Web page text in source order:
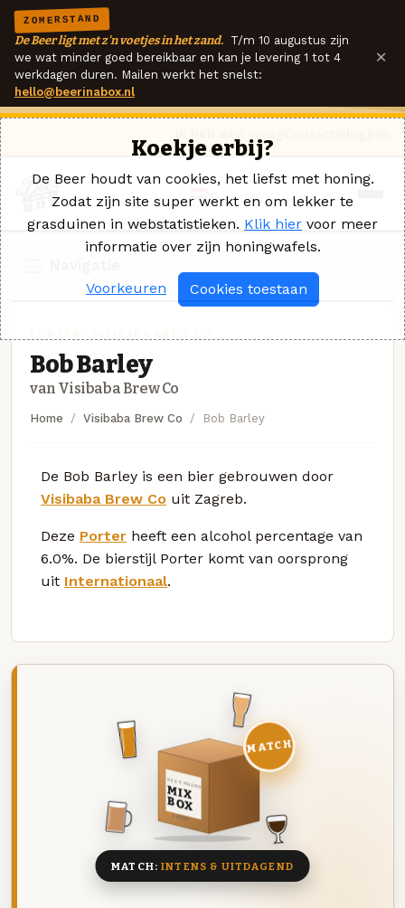
ZOMERSTAND
De Beer ligt met z'n voetjes in het zand. T/m 10 augustus zijn
we wat minder goed bereikbaar en kan je levering 1 tot 4
werkdagen duren. Mailen werkt het snelst:
hello@beerinabox.nl
×
Bob Barley
van Visibaba Brew Co
Home Visibaba Brew Co Bob Barley
De Bob Barley is een bier gebrouwen door
Visibaba Brew Co uit Zagreb.
Deze Porter heeft een alcohol percentage van
6.0%. De bierstijl Porter komt van oorsprong
uit Internationaal.
DEZE MAAND
MIX
BOX
8 BIEREN
MATCH
MATCH:INTENS & UITDAGEND
Koekje erbij?
De Beer houdt van cookies, het liefst met honing.
Zodat zijn site super werkt en om lekker te
grasduinen in webstatistieken. Klik hier voor meer
informatie over zijn honingwafels.
Voorkeuren Cookies toestaan